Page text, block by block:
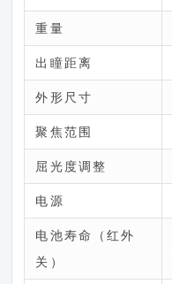
重量
出瞳距离
外形尺寸
聚焦范围
屈光度调整
电源
电池寿命（红外
关）